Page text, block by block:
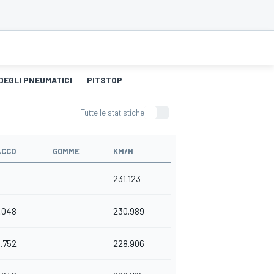
PNEUMATICI PITSTOP
Tutte le statistiche
GOMME KM/H
231.123
230.989
228.906